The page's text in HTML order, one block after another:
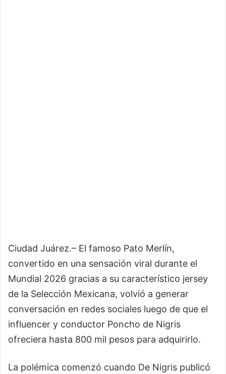
Ciudad Juárez.– El famoso Pato Merlín,
convertido en una sensación viral durante el
Mundial 2026 gracias a su característico jersey
de la Selección Mexicana, volvió a generar
conversación en redes sociales luego de que el
influencer y conductor Poncho de Nigris
ofreciera hasta 800 mil pesos para adquirirlo.
La polémica comenzó cuando De Nigris publicó